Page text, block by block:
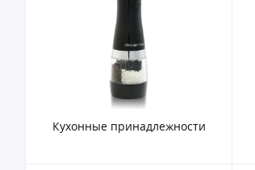
Кухонные принадлежности